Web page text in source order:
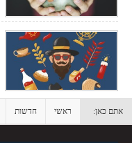
אתם כאן: ראשי חדשות